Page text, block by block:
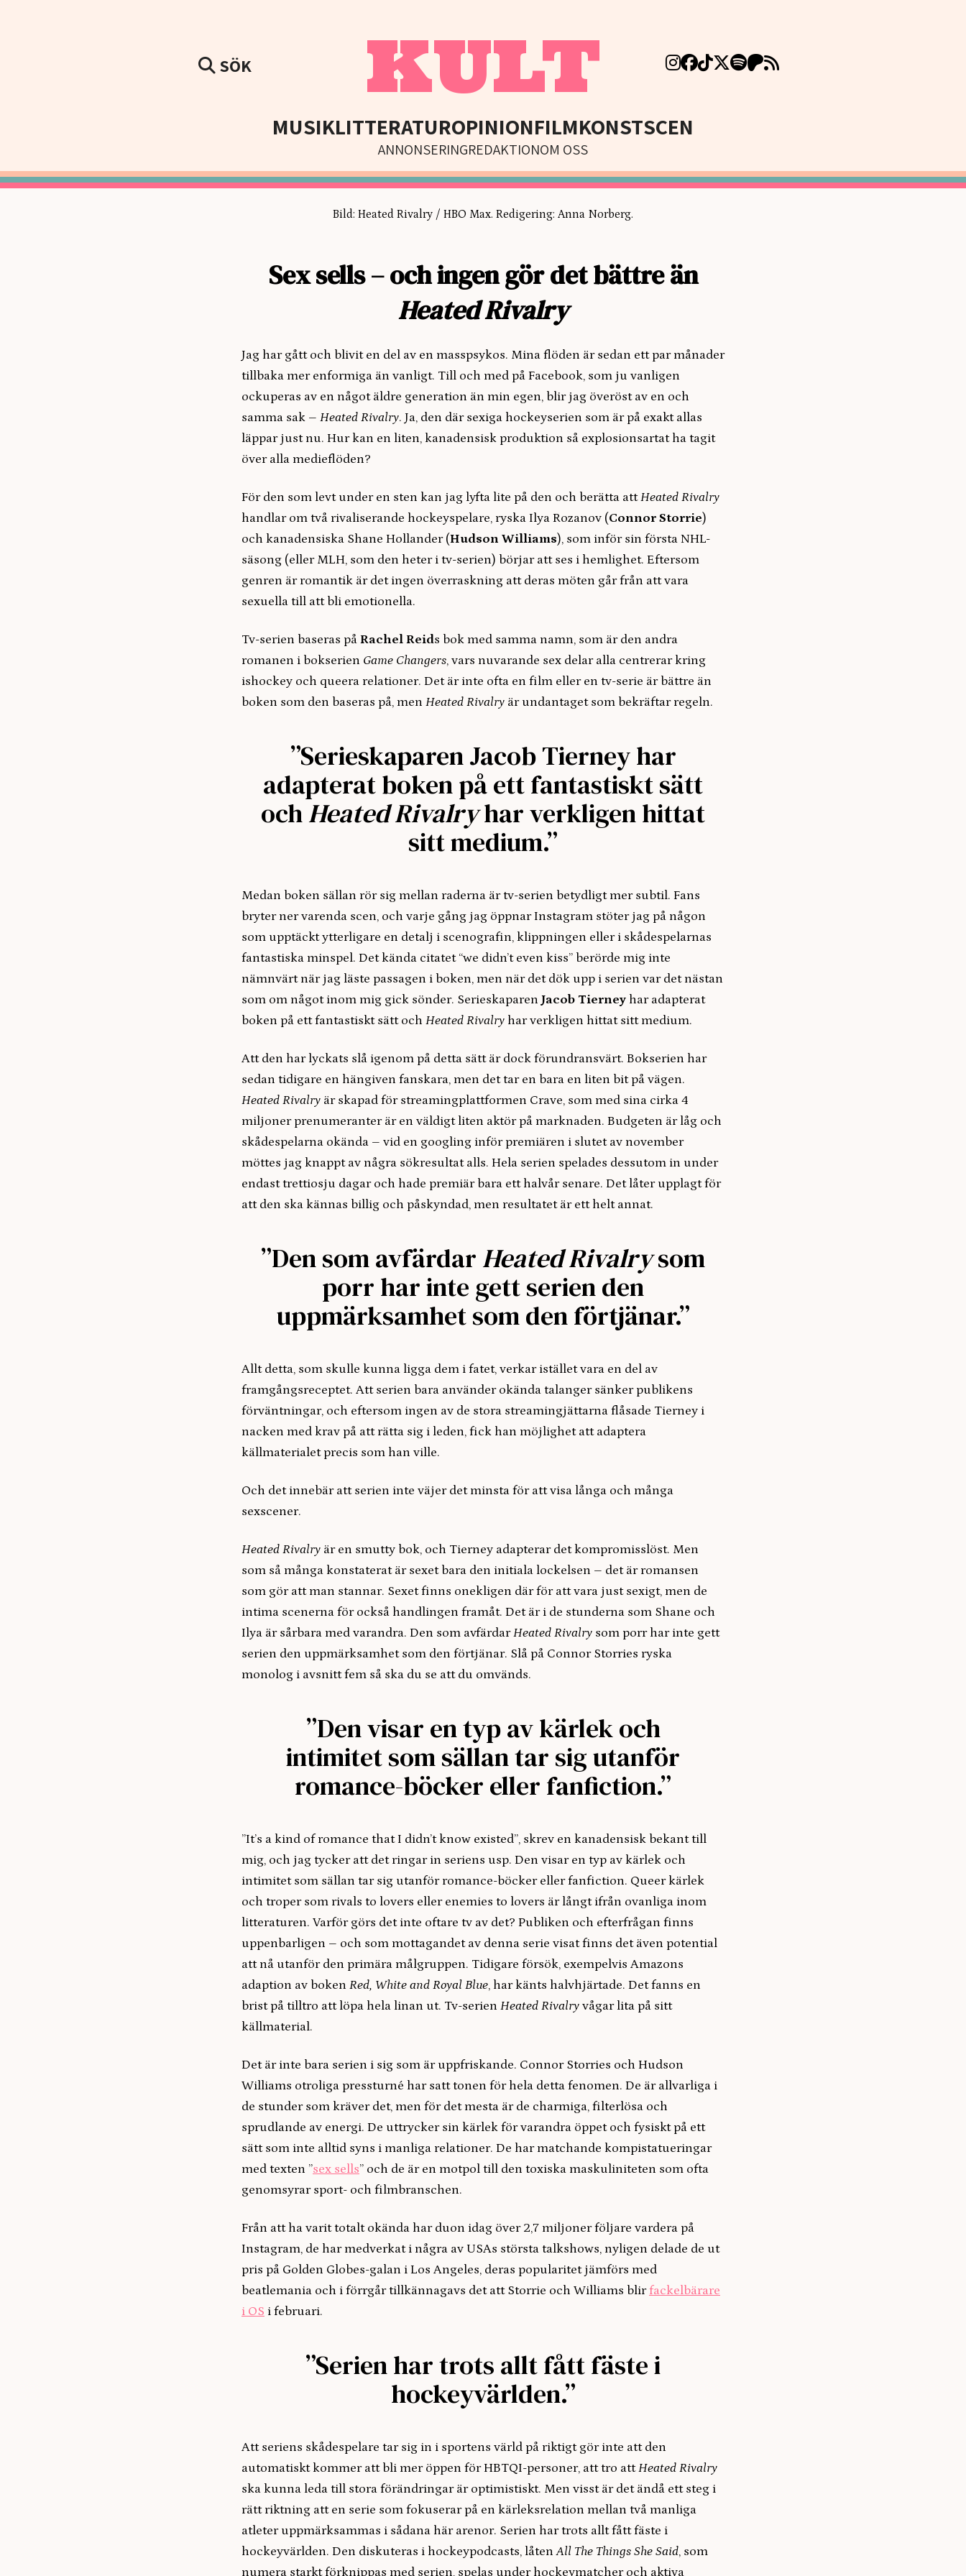
SÖK KULT
MUSIKLITTERATUROPINIONFILMKONSTSCEN
ANNONSERINGREDAKTIONOM OSS
Bild: Heated Rivalry / HBO Max. Redigering: Anna Norberg.
Sex sells – och ingen gör det bättre än
Heated Rivalry
Jag har gått och blivit en del av en masspsykos. Mina flöden är sedan ett par månader
tillbaka mer enformiga än vanligt. Till och med på Facebook, som ju vanligen
ockuperas av en något äldre generation än min egen, blir jag överöst av en och
samma sak – Heated Rivalry. Ja, den där sexiga hockeyserien som är på exakt allas
läppar just nu. Hur kan en liten, kanadensisk produktion så explosionsartat ha tagit
över alla medieflöden?
För den som levt under en sten kan jag lyfta lite på den och berätta attHeated Rivalry
handlar om två rivaliserande hockeyspelare, ryska Ilya Rozanov (Connor Storrie)
och kanadensiska Shane Hollander (Hudson Williams), som inför sin första NHL-
säsong (eller MLH, som den heter i tv-serien) börjar att ses i hemlighet. Eftersom
genren är romantik är det ingen överraskning att deras möten går från att vara
sexuella till att bli emotionella.
Tv-serien baseras på Rachel Reids bok med samma namn, som är den andra
romanen i bokserien Game Changers, vars nuvarande sex delar alla centrerar kring
ishockey och queera relationer. Det är inte ofta en film eller en tv-serie är bättre än
boken som den baseras på, men Heated Rivalry är undantaget som bekräftar regeln.
”Serieskaparen Jacob Tierney har
adapterat boken på ett fantastiskt sätt
ochHeated Rivalryhar verkligen hittat
sitt medium.”
Medan boken sällan rör sig mellan raderna är tv-serien betydligt mer subtil. Fans
bryter ner varenda scen, och varje gång jag öppnar Instagram stöter jag på någon
som upptäckt ytterligare en detalj i scenografin, klippningen eller i skådespelarnas
fantastiska minspel. Det kända citatet “we didn’t even kiss” berörde mig inte
nämnvärt när jag läste passagen i boken, men när det dök upp i serien var det nästan
som om något inom mig gick sönder. Serieskaparen Jacob Tierney har adapterat
boken på ett fantastiskt sätt och Heated Rivalry har verkligen hittat sitt medium.
Att den har lyckats slå igenom på detta sätt är dock förundransvärt. Bokserien har
sedan tidigare en hängiven fanskara, men det tar en bara en liten bit på vägen.
Heated Rivalry är skapad för streamingplattformen Crave, som med sina cirka 4
miljoner prenumeranter är en väldigt liten aktör på marknaden. Budgeten är låg och
skådespelarna okända – vid en googling inför premiären i slutet av november
möttes jag knappt av några sökresultat alls. Hela serien spelades dessutom in under
endast trettiosju dagar och hade premiär bara ett halvår senare. Det låter upplagt för
att den ska kännas billig och påskyndad, men resultatet är ett helt annat.
”Den som avfärdar Heated Rivalrysom
porr har inte gett serien den
uppmärksamhet som den förtjänar.”
Allt detta, som skulle kunna ligga dem i fatet, verkar istället vara en del av
framgångsreceptet. Att serien bara använder okända talanger sänker publikens
förväntningar, och eftersom ingen av de stora streamingjättarna flåsade Tierney i
nacken med krav på att rätta sig i leden, fick han möjlighet att adaptera
källmaterialet precis som han ville.
Och det innebär att serien inte väjer det minsta för att visa långa och många
sexscener.
Heated Rivalry är en smutty bok, och Tierney adapterar det kompromisslöst. Men
som så många konstaterat är sexet bara den initiala lockelsen – det är romansen
som gör att man stannar. Sexet finns onekligen där för att vara just sexigt, men de
intima scenerna för också handlingen framåt. Det är i de stunderna som Shane och
Ilya är sårbara med varandra. Den som avfärdarHeated Rivalry som porr har inte gett
serien den uppmärksamhet som den förtjänar. Slå på Connor Storries ryska
monolog i avsnitt fem så ska du se att du omvänds.
”Den visar en typ av kärlek och
intimitet som sällan tar sig utanför
romance-böcker eller fanfiction.”
”It’s a kind of romance that I didn’t know existed”, skrev en kanadensisk bekant till
mig, och jag tycker att det ringar in seriens usp. Den visar en typ av kärlek och
intimitet som sällan tar sig utanför romance-böcker eller fanfiction. Queer kärlek
och troper som rivals to lovers eller enemies to lovers är långt ifrån ovanliga inom
litteraturen. Varför görs det inte oftare tv av det? Publiken och efterfrågan finns
uppenbarligen – och som mottagandet av denna serie visat finns det även potential
att nå utanför den primära målgruppen. Tidigare försök, exempelvis Amazons
adaption av boken Red, White and Royal Blue, har känts halvhjärtade. Det fanns en
brist på tilltro att löpa hela linan ut. Tv-serien Heated Rivalry vågar lita på sitt
källmaterial.
Det är inte bara serien i sig som är uppfriskande. Connor Storries och Hudson
Williams otroliga pressturné har satt tonen för hela detta fenomen. De är allvarliga i
de stunder som kräver det, men för det mesta är de charmiga, filterlösa och
sprudlande av energi. De uttrycker sin kärlek för varandra öppet och fysiskt på ett
sätt som inte alltid syns i manliga relationer. De har matchande kompistatueringar
med texten ”sex sells” och de är en motpol till den toxiska maskuliniteten som ofta
genomsyrar sport- och filmbranschen.
Från att ha varit totalt okända har duon idag över 2,7 miljoner följare vardera på
Instagram, de har medverkat i några av USAs största talkshows, nyligen delade de ut
pris på Golden Globes-galan i Los Angeles, deras popularitet jämförs med
beatlemania och i förrgår tillkännagavs det att Storrie och Williams blirfackelbärare
i OS i februari.
”Serien har trots allt fått fäste i
hockeyvärlden.”
Att seriens skådespelare tar sig in i sportens värld på riktigt gör inte att den
automatiskt kommer att bli mer öppen för HBTQI-personer, att tro attHeated Rivalry
ska kunna leda till stora förändringar är optimistiskt. Men visst är det ändå ett steg i
rätt riktning att en serie som fokuserar på en kärleksrelation mellan två manliga
atleter uppmärksammas i sådana här arenor. Serien har trots allt fått fäste i
hockeyvärlden. Den diskuteras i hockeypodcasts, låtenAll The Things She Said, som
numera starkt förknippas med serien, spelas under hockeymatcher och aktiva